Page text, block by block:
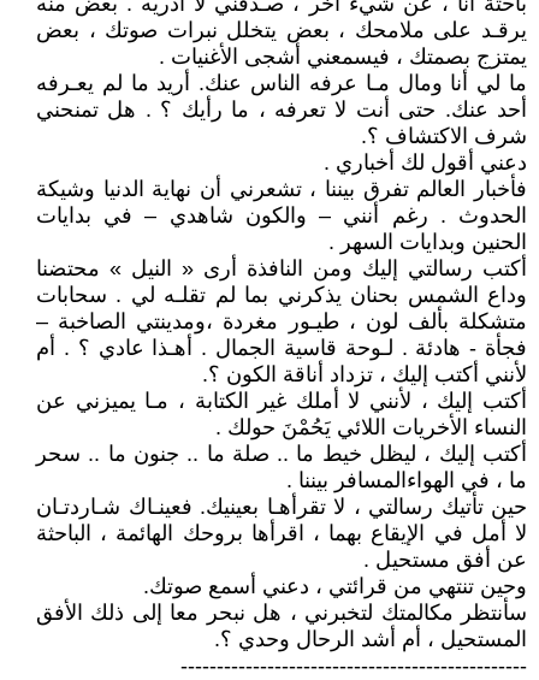
يرقـد على ملامحك ، بعض يتخلل نبرات صوتك ، بعض
يمتزج بصمتك ، فيسمعني أشجى الأغنيات .
ما لي أنا ومال مـا عرفه الناس عنك. أريد ما لم يعـرفه
أحد عنك. حتى أنت لا تعرفه ، ما رأيك ؟ . هل تمنحني
شرف الاكتشاف ؟.
دعني أقول لك أخباري .
فأخبار العالم تفرق بيننا ، تشعرني أن نهاية الدنيا وشيكة
الحدوث . رغم أنني – والكون شاهدي – في بدايات
الحنين وبدايات السهر .
أكتب رسالتي إليك ومن النافذة أرى « النيل » محتضنا
وداع الشمس بحنان يذكرني بما لم تقلـه لي . سحابات
متشكلة بألف لون ، طيـور مغردة ،ومدينتي الصاخبة –
فجأة - هادئة . لـوحة قاسية الجمال . أهـذا عادي ؟ . أم
لأنني أكتب إليك ، تزداد أناقة الكون ؟.
أكتب إليك ، لأنني لا أملك غير الكتابة ، مـا يميزني عن
النساء الأخريات اللائي يَحُمْنَ حولك .
أكتب إليك ، ليظل خيط ما .. صلة ما .. جنون ما .. سحر
ما ، في الهواءالمسافر بيننا .
حين تأتيك رسالتي ، لا تقرأهـا بعينيك. فعينـاك شـاردتـان
لا أمل في الإيقاع بهما ، اقرأها بروحك الهائمة ، الباحثة
عن أفق مستحيل .
وحين تنتهي من قرائتي ، دعني أسمع صوتك.
سأنتظر مكالمتك لتخبرني ، هل نبحر معا إلى ذلك الأفق
المستحيل ، أم أشد الرحال وحدي ؟.
------------------------------------------------